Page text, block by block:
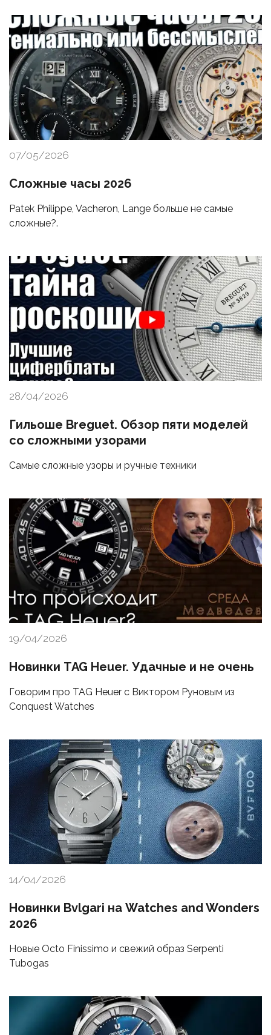
07/05/2026
Сложные часы 2026
Patek Philippe, Vacheron, Lange больше не самые
сложные?.
28/04/2026
Гильоше Breguet. Обзор пяти моделей
со сложными узорами
Самые сложные узоры и ручные техники
19/04/2026
Новинки TAG Heuer. Удачные и не очень
Говорим про TAG Heuer с Виктором Руновым из
Conquest Watches
14/04/2026
Новинки Bvlgari на Watches and Wonders
2026
Новые Octo Finissimo и свежий образ Serpenti
Tubogas